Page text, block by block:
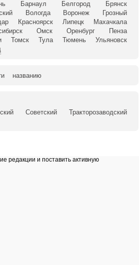
Барнаул Белгород
Брянск
Вологда Воронеж
Грозный
Красноярск Липецк
Махачкала
Омск Оренбург
Пенза
Томск Тула Тюмень
Ульяновск
названию
Советский
Тракторозаводский
редакции и поставить активную